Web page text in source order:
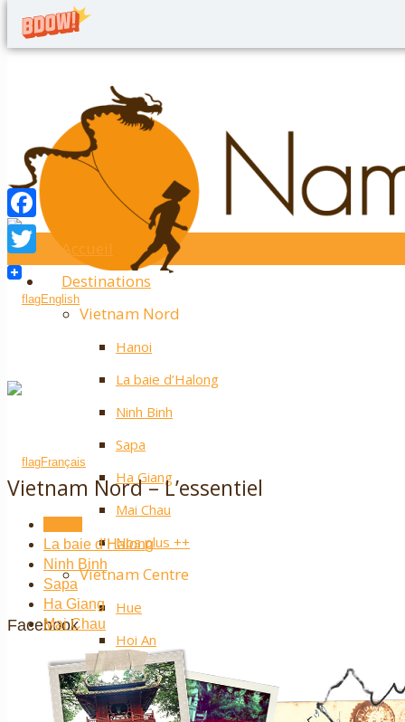
English
Français
Facebook
Accueil
Destinations
Vietnam Nord
Hanoi
La baie d’Halong
Ninh Binh
Sapa
Ha Giang
Mai Chau
Nos plus ++
Vietnam Centre
Hue
Hoi An
Nha Trang
Parc de Phong Nha – Ke Bang
Vietnam Nord – L’essentiel
La baie d’Halong
Ninh Binh
Sapa
Ha Giang
Mai Chau
Facebook
Twitter